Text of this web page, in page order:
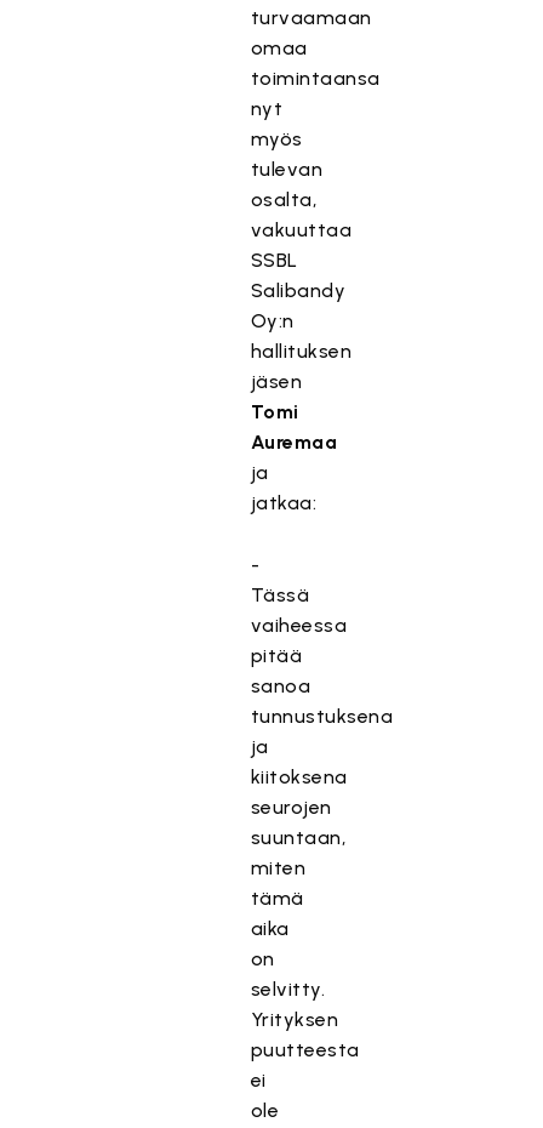
turvaamaan
omaa
toimintaansa
nyt
myös
tulevan
osalta,
vakuuttaa
SSBL
Salibandy
Oy:n
hallituksen
jäsen
Tomi
Auremaa
ja
jatkaa:
-
Tässä
vaiheessa
pitää
sanoa
tunnustuksena
ja
kiitoksena
seurojen
suuntaan,
miten
tämä
aika
on
selvitty.
Yrityksen
puutteesta
ei
ole